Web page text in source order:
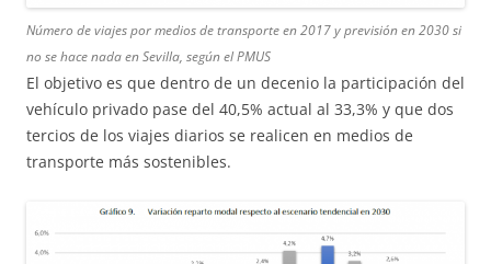
Número de viajes por medios de transporte en 2017 y previsión en 2030 si
no se hace nada en Sevilla, según el PMUS
El objetivo es que dentro de un decenio la participación del
vehículo privado pase del 40,5% actual al 33,3% y que dos
tercios de los viajes diarios se realicen en medios de
transporte más sostenibles.